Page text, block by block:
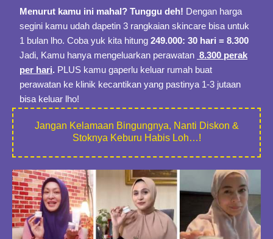
Menurut kamu ini mahal? Tunggu deh! Dengan harga
segini kamu udah dapetin 3 rangkaian skincare bisa untuk
1 bulan lho. Coba yuk kita hitung 249.000: 30 hari = 8.300
Jadi, Kamu hanya mengeluarkan perawatan 8.300 perak
per hari. PLUS kamu gaperlu keluar rumah buat
perawatan ke klinik kecantikan yang pastinya 1-3 jutaan
bisa keluar lho!
Jangan Kelamaan Bingungnya, Nanti Diskon &
Stoknya Keburu Habis Loh…!